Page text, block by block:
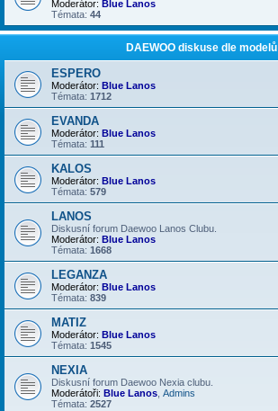
Moderátor: Blue Lanos
Témata: 44
DAEWOO diskuse dle modelů
ESPERO
Moderátor: Blue Lanos
Témata: 1712
EVANDA
Moderátor: Blue Lanos
Témata: 111
KALOS
Moderátor: Blue Lanos
Témata: 579
LANOS
Diskusní forum Daewoo Lanos Clubu.
Moderátor: Blue Lanos
Témata: 1668
LEGANZA
Moderátor: Blue Lanos
Témata: 839
MATIZ
Moderátor: Blue Lanos
Témata: 1545
NEXIA
Diskusní forum Daewoo Nexia clubu.
Moderátoři: Blue Lanos Admins
Témata: 2527